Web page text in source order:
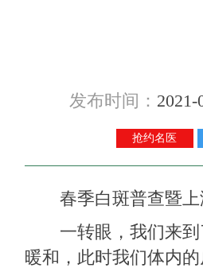
发布时间： 2021-
抢约名医
春季白斑普查暨上
一转眼，我们来到
暖和，此时我们体内